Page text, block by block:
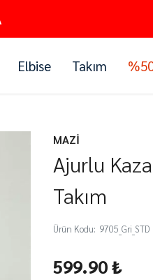
Elbise Takım
MAZİ
Ajurlu
Takım
Ürün Kodu: 9705_Gri_STD
599.90 ₺